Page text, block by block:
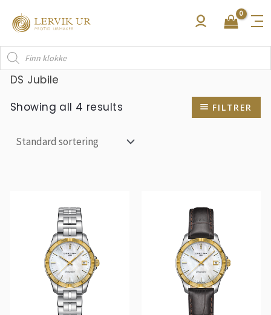
rett
innholdet
Products
search
DS Jubile
Showing all 4 results
FILTRER